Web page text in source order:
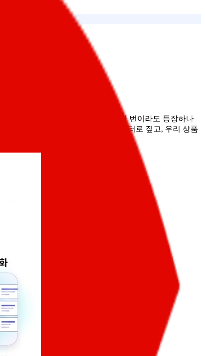
추천' 같은 거요. 우리 브랜드가 한 번이라도 등장하나
행동을 어떻게 바꾸고 있는지 데이터로 짚고, 우리 상품